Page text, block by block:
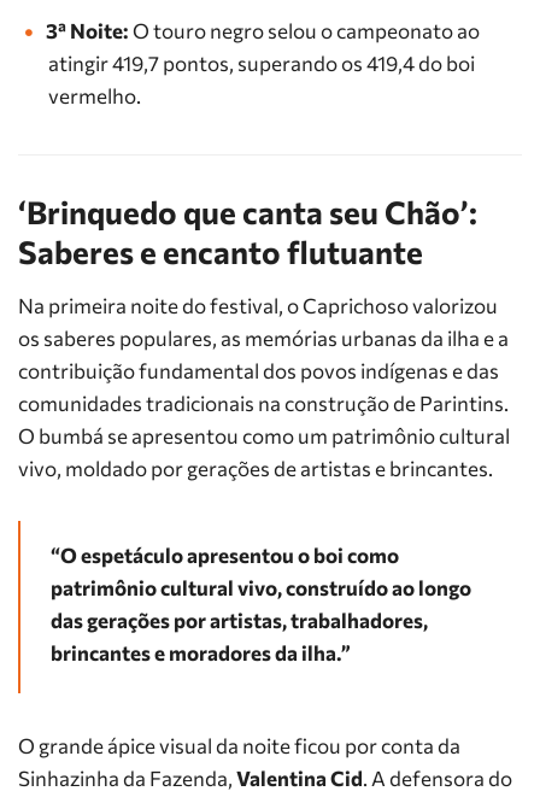
3ª Noite:O touro negro selou o campeonato ao
atingir 419,7 pontos, superando os 419,4 do boi
vermelho.
‘Brinquedo que canta seu Chão’:
Saberes e encanto flutuante
Na primeira noite do festival, o Caprichoso valorizou
os saberes populares, as memórias urbanas da ilha e a
contribuição fundamental dos povos indígenas e das
comunidades tradicionais na construção de Parintins.
O bumbá se apresentou como um patrimônio cultural
vivo, moldado por gerações de artistas e brincantes.
“O espetáculo apresentou o boi como
patrimônio cultural vivo, construído ao longo
das gerações por artistas, trabalhadores,
brincantes e moradores da ilha.”
O grande ápice visual da noite ficou por conta da
Sinhazinha da Fazenda,Valentina Cid. A defensora do